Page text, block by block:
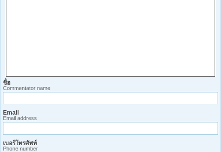
ชื่อ
Commentator name
Email
Email address
เบอร์โทรศัพท์
Phone number